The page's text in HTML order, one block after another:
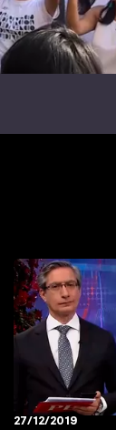
27/12/2019